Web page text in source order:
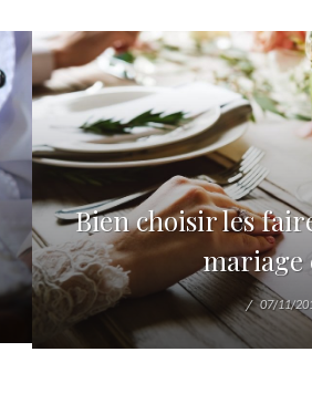
Bien choisir les
mariage
07/11/